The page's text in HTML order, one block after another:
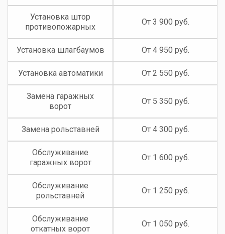
Установка штор
противопожарных
От 3 900 руб.
Установка шлагбаумов От 4 950 руб.
Установка автоматики От 2 550 руб.
Замена гаражных
ворот
От 5 350 руб.
Замена рольставней От 4 300 руб.
Обслуживание
гаражных ворот
От 1 600 руб.
Обслуживание
рольставней
От 1 250 руб.
Обслуживание
откатных ворот
От 1 050 руб.